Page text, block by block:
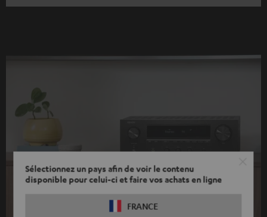
Sélectionnez un pays afin de voir le contenu
disponible pour celui-ci et faire vos achats en ligne
FRANCE